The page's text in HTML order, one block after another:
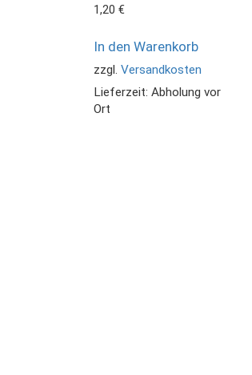
1,20 €
In den Warenkorb
zzgl. Versandkosten
Lieferzeit: Abholung vor
Ort